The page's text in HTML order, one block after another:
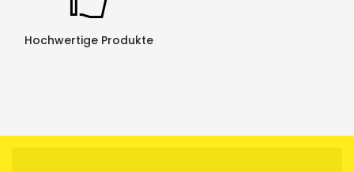
Hochwertige Produkte